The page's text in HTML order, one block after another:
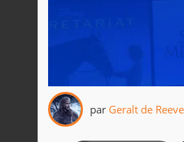
par Geralt de